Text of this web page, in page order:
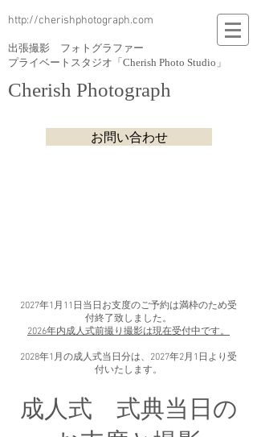
http://cherishphotograph.com
出張撮影 フォトグラファー
プライベートスタジオ「Cherish Photo Studio」
Cherish Photograph
お問い合わせ
2027年1月11日当日お支度のご予約は満枠のため受
付終了致しました。
2026年内成人式前撮り撮影は現在受付中です。
2028年1月の成人式当日分は、2027年2月1日より受
付いたします。
成人式 式典当日の